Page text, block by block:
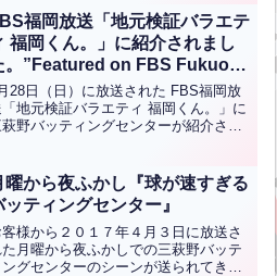
h!!”【ENG CHT KOR JPN】
来たのか…ぜひその目で確かめてみて
ださい...全文はクリック
福岡放送「地元検証バラエテ
福岡くん。」に紹介されまし
。”Featured on FBS Fukuoka
“Local
Variety: Fukuoka-
【ENG CHT KOR JPN】
28日（日）に放送された FBS福岡放
「地元検証バラエティ 福岡くん。」に
萩野バッティングセンターが紹介され
スポットを当てて密着した内容でし
。世界最...全文はクリック
曜から夜ふかし『球が速すぎる
ッティングセンター』
客様から２０１７年４月３日に放送さ
た月曜から夜ふかしでの三萩野バッテ
ングセンターのシーンが送られてきま